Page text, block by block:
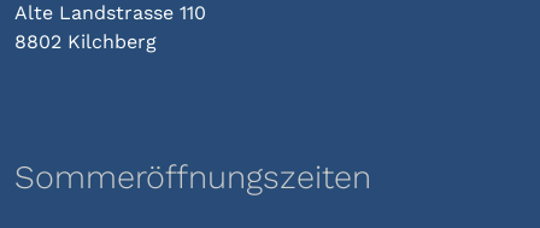
Alte Landstrasse 110
8802 Kilchberg
Sommeröffnungszeiten